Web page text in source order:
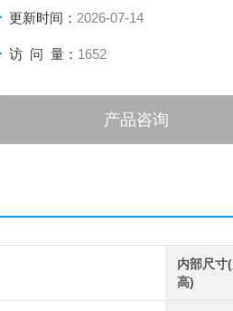
更新时间： 2026-07-14
访 问 量： 1652
产品咨询
内部尺寸
高)